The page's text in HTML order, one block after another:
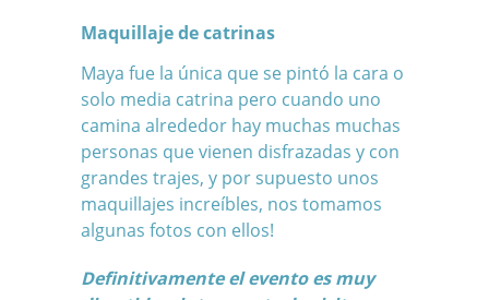
Maquillaje de catrinas
Maya fue la única que se pintó la cara o
solo media catrina pero cuando uno
camina alrededor hay muchas muchas
personas que vienen disfrazadas y con
grandes trajes, y por supuesto unos
maquillajes increíbles, nos tomamos
algunas fotos con ellos!
Definitivamente el evento es muy